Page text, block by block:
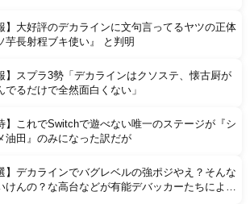
】大好評のデカラインに文句言ってるヤツの正体
芋長射程ブキ使い』 と判明
】スプラ3勢「デカラインはクソステ、懐古厨が
でるだけで全然面白くない」
】これでSwitchで遊べない唯一のステージが『シ
油田』のみになった訳だが
】デカラインでバグレベルの強ポジやえ？そんな
けんの？な高台などが有能デバッカーたちにより